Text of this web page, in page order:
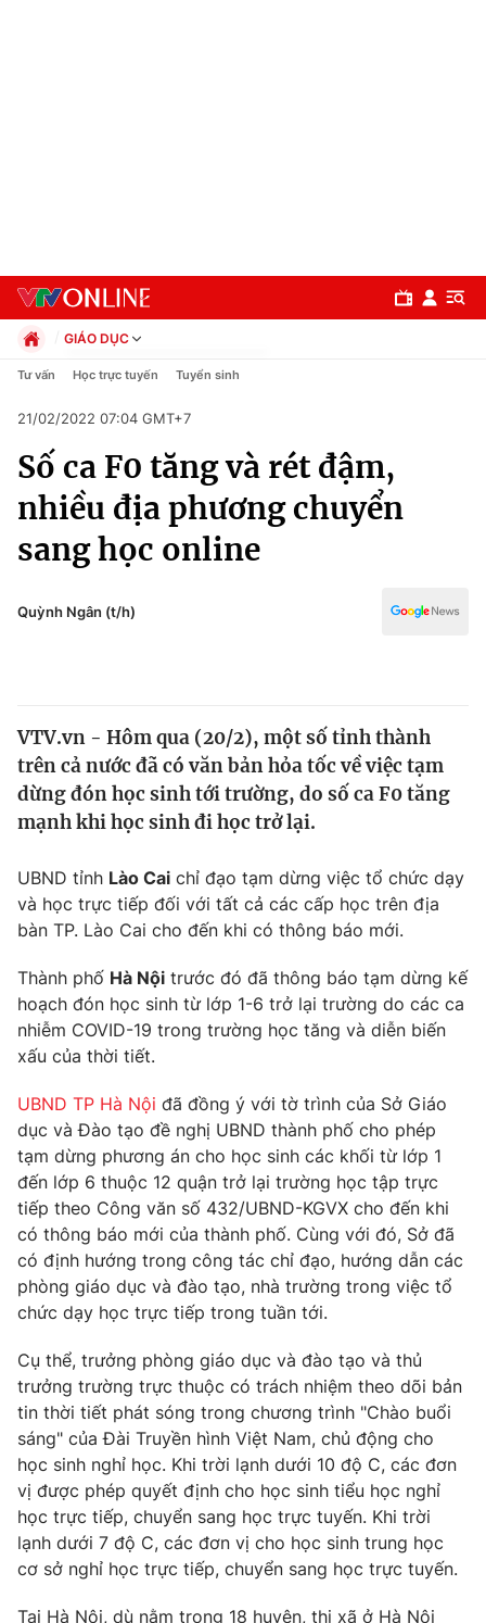
Chuyên mục
Chính trị
Xã hội
Pháp luật
Thế giới
Tin tức
Thế giới đó đây
Câu chuyện quốc tế
Kinh tế
Thị trường
Góc doanh nghiệp
Dữ liệu và đời sống
Truyền hình
Phim VTV
Hậu trường
Nhân vật
Khán giả
Giải sao mai
Giải trí
Điện ảnh
Sao
Đời sống
Du lịch
Làm đẹp
Chất lượng cuộc sống
Giáo dục
Tuyển sinh
Học trực tuyến
Công nghệ
Hitech Công nghệ tương lai
Sản phẩm
Thị trường
Tư vấn
Giao lưu trực tuyến
Lịch phát sóng
Chuyên mục khác
Emagazine Podcast
Photo Infographic
Video Shorts video
GIÁO DỤC
Chính trị
Pháp luật
Kinh tế
Thể thao
Truyền hình
Văn hóa - Giải trí
Y tế
Công nghệ
Tư vấn Học trực tuyến Tuyển sinh
21/02/2022 07:04 GMT+7
Số ca F0 tăng và rét đậm,
nhiều địa phương chuyển
sang học online
Quỳnh Ngân (t/h)
VTV.vn - Hôm qua (20/2), một số tỉnh thành
trên cả nước đã có văn bản hỏa tốc về việc tạm
dừng đón học sinh tới trường, do số ca F0 tăng
mạnh khi học sinh đi học trở lại.
UBND tỉnh Lào Cai chỉ đạo tạm dừng việc tổ chức dạy
và học trực tiếp đối với tất cả các cấp học trên địa
bàn TP. Lào Cai cho đến khi có thông báo mới.
Thành phố Hà Nội trước đó đã thông báo tạm dừng kế
hoạch đón học sinh từ lớp 1-6 trở lại trường do các ca
nhiễm COVID-19 trong trường học tăng và diễn biến
xấu của thời tiết.
UBND TP Hà Nội đã đồng ý với tờ trình của Sở Giáo
dục và Đào tạo đề nghị UBND thành phố cho phép
tạm dừng phương án cho học sinh các khối từ lớp 1
đến lớp 6 thuộc 12 quận trở lại trường học tập trực
tiếp theo Công văn số 432/UBND-KGVX cho đến khi
có thông báo mới của thành phố. Cùng với đó, Sở đã
có định hướng trong công tác chỉ đạo, hướng dẫn các
phòng giáo dục và đào tạo, nhà trường trong việc tổ
chức dạy học trực tiếp trong tuần tới.
Cụ thể, trưởng phòng giáo dục và đào tạo và thủ
trưởng trường trực thuộc có trách nhiệm theo dõi bản
tin thời tiết phát sóng trong chương trình "Chào buổi
sáng" của Đài Truyền hình Việt Nam, chủ động cho
học sinh nghỉ học. Khi trời lạnh dưới 10 độ C, các đơn
vị được phép quyết định cho học sinh tiểu học nghỉ
học trực tiếp, chuyển sang học trực tuyến. Khi trời
lạnh dưới 7 độ C, các đơn vị cho học sinh trung học
cơ sở nghỉ học trực tiếp, chuyển sang học trực tuyến.
Tại Hà Nội, dù nằm trong 18 huyện, thị xã ở Hà Nội